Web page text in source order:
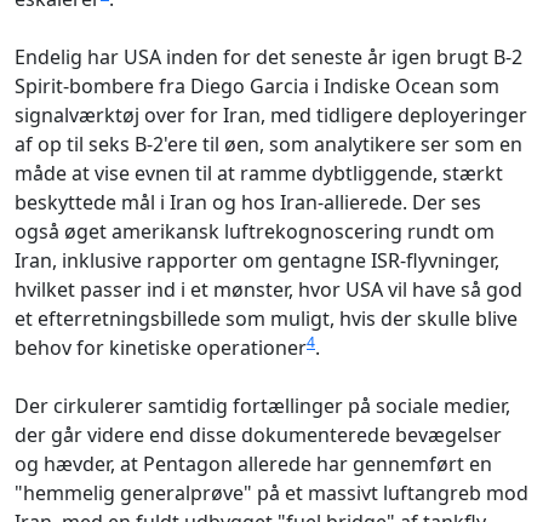
Endelig har USA inden for det seneste år igen brugt B‑2
Spirit‑bombere fra Diego Garcia i Indiske Ocean som
signalværktøj over for Iran, med tidligere deployeringer
af op til seks B‑2'ere til øen, som analytikere ser som en
måde at vise evnen til at ramme dybtliggende, stærkt
beskyttede mål i Iran og hos Iran‑allierede. Der ses
også øget amerikansk luftrekognoscering rundt om
Iran, inklusive rapporter om gentagne ISR‑flyvninger,
hvilket passer ind i et mønster, hvor USA vil have så god
et efterretningsbillede som muligt, hvis der skulle blive
behov for kinetiske operationer4.
Der cirkulerer samtidig fortællinger på sociale medier,
der går videre end disse dokumenterede bevægelser
og hævder, at Pentagon allerede har gennemført en
"hemmelig generalprøve" på et massivt luftangreb mod